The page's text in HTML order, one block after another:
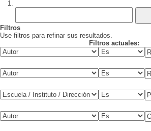
Filtros
Use filtros para refinar sus resultados.
Filtros actuales: